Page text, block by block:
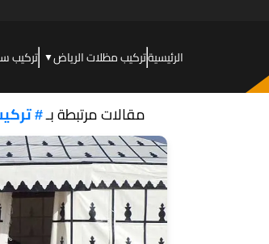
الرئيسيةتركيب مظلات الرياض▼ تركيب
مقالات مرتبطة بـ#